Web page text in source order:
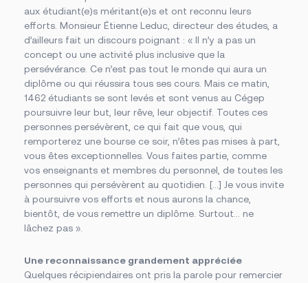
aux étudiant(e)s méritant(e)s et ont reconnu leurs
efforts. Monsieur Étienne Leduc, directeur des études, a
d’ailleurs fait un discours poignant : « Il n’y a pas un
concept ou une activité plus inclusive que la
persévérance. Ce n’est pas tout le monde qui aura un
diplôme ou qui réussira tous ses cours. Mais ce matin,
1462 étudiants se sont levés et sont venus au Cégep
poursuivre leur but, leur rêve, leur objectif. Toutes ces
personnes persévèrent, ce qui fait que vous, qui
remporterez une bourse ce soir, n’êtes pas mises à part,
vous êtes exceptionnelles. Vous faites partie, comme
vos enseignants et membres du personnel, de toutes les
personnes qui persévèrent au quotidien. […] Je vous invite
à poursuivre vos efforts et nous aurons la chance,
bientôt, de vous remettre un diplôme. Surtout… ne
lâchez pas ».
Une reconnaissance grandement appréciée
Quelques récipiendaires ont pris la parole pour remercier